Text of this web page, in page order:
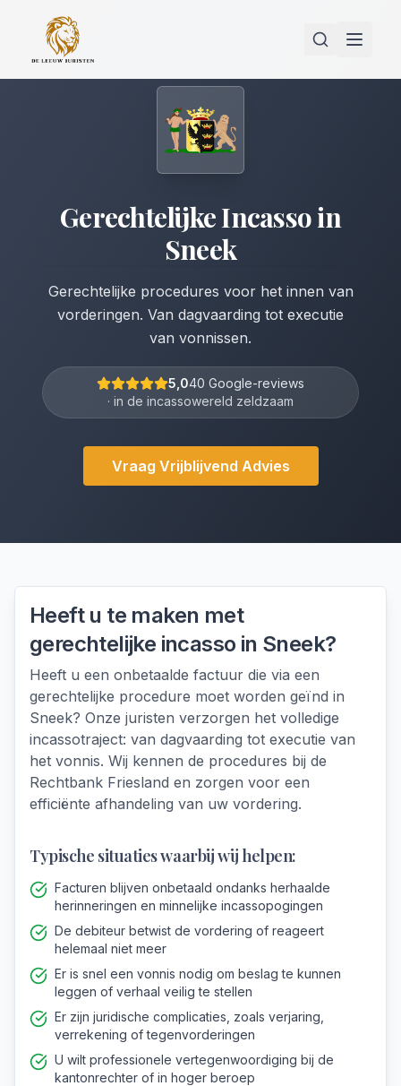
Gerechtelijke Incassoin
Sneek
Gerechtelijke procedures voor het innen van
vorderingen. Van dagvaarding tot executie
van vonnissen.
5,040 Google-reviews
· in de incassowereld zeldzaam
Vraag Vrijblijvend Advies
Heeft u te maken met
gerechtelijke incasso in Sneek?
Heeft u een onbetaalde factuur die via een
gerechtelijke procedure moet worden geïnd in
Sneek? Onze juristen verzorgen het volledige
incassotraject: van dagvaarding tot executie van
het vonnis. Wij kennen de procedures bij de
Rechtbank Friesland en zorgen voor een
efficiënte afhandeling van uw vordering.
Typische situaties waarbij wij helpen:
Facturen blijven onbetaald ondanks herhaalde
herinneringen en minnelijke incassopogingen
De debiteur betwist de vordering of reageert
helemaal niet meer
Er is snel een vonnis nodig om beslag te kunnen
leggen of verhaal veilig te stellen
Er zijn juridische complicaties, zoals verjaring,
verrekening of tegenvorderingen
U wilt professionele vertegenwoordiging bij de
kantonrechter of in hoger beroep